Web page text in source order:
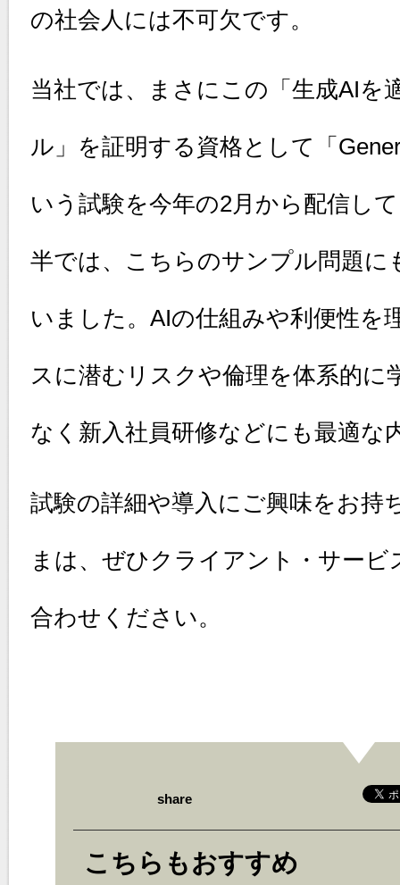
の社会人には不可欠です。
当社では、まさにこの「生成AIを
ル」を証明する資格として「
いう試験を今年の2月から配信し
半では、こちらのサンプル問題に
いました。AIの仕組みや利便性を
スに潜むリスクや倫理を体系的に
なく新入社員研修などにも最適な
試験の詳細や導入にご興味をお持
まは、ぜひクライアント・サー
合わせください。
share
こちらもおすすめ